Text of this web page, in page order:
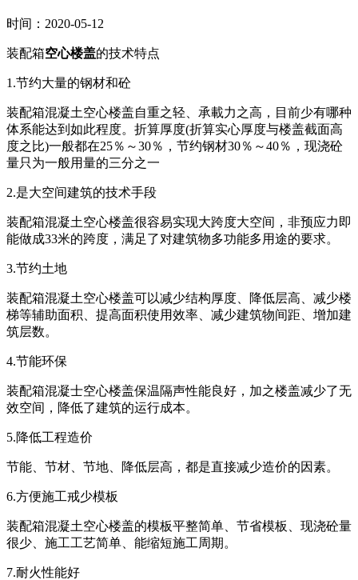
时间：2020-05-12
装配箱空心楼盖的技术特点
1.节约大量的钢材和砼
装配箱混凝土空心楼盖自重之轻、承載力之高，目前少有哪种
体系能达到如此程度。折算厚度(折算实心厚度与楼盖截面高
度之比)一般都在25％～30％，节约钢材30％～40％，现浇砼
量只为一般用量的三分之一
2.是大空间建筑的技术手段
装配箱混凝土空心楼盖很容易实现大跨度大空间，非预应力即
能做成33米的跨度，满足了对建筑物多功能多用途的要求。
3.节约土地
装配箱混凝土空心楼盖可以减少结构厚度、降低层高、减少楼
梯等辅助面积、提高面积使用效率、减少建筑物间距、增加建
筑层数。
4.节能环保
装配箱混凝士空心楼盖保温隔声性能良好，加之楼盖减少了无
效空间，降低了建筑的运行成本。
5.降低工程造价
节能、节材、节地、降低层高，都是直接减少造价的因素。
6.方便施工戒少模板
装配箱混凝土空心楼盖的模板平整简单、节省模板、现浇砼量
很少、施工工艺简单、能缩短施工周期。
7.耐火性能好